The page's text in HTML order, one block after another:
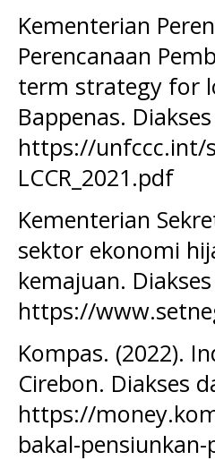
Kementerian
Perencanaan
term strategy for
Bappenas.
https://unfccc.int/
LCCR_2021.pdf
Kementerian
sektor ekonomi
kemajuan.
https://
Kompas. (2022).
Cirebon. Diakses
https://
bakal-